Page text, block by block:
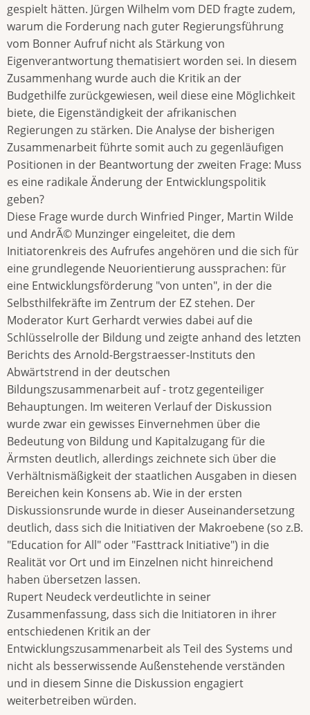
gespielt hätten. Jürgen Wilhelm vom DED fragte zudem,
warum die Forderung nach guter Regierungsführung
vom Bonner Aufruf nicht als Stärkung von
Eigenverantwortung thematisiert worden sei. In diesem
Zusammenhang wurde auch die Kritik an der
Budgethilfe zurückgewiesen, weil diese eine Möglichkeit
biete, die Eigenständigkeit der afrikanischen
Regierungen zu stärken. Die Analyse der bisherigen
Zusammenarbeit führte somit auch zu gegenläufigen
Positionen in der Beantwortung der zweiten Frage: Muss
es eine radikale Änderung der Entwicklungspolitik
geben?
Diese Frage wurde durch Winfried Pinger, Martin Wilde
und AndrÃ© Munzinger eingeleitet, die dem
Initiatorenkreis des Aufrufes angehören und die sich für
eine grundlegende Neuorientierung aussprachen: für
eine Entwicklungsförderung "von unten", in der die
Selbsthilfekräfte im Zentrum der EZ stehen. Der
Moderator Kurt Gerhardt verwies dabei auf die
Schlüsselrolle der Bildung und zeigte anhand des letzten
Berichts des Arnold-Bergstraesser-Instituts den
Abwärtstrend in der deutschen
Bildungszusammenarbeit auf - trotz gegenteiliger
Behauptungen. Im weiteren Verlauf der Diskussion
wurde zwar ein gewisses Einvernehmen über die
Bedeutung von Bildung und Kapitalzugang für die
Ärmsten deutlich, allerdings zeichnete sich über die
Verhältnismäßigkeit der staatlichen Ausgaben in diesen
Bereichen kein Konsens ab. Wie in der ersten
Diskussionsrunde wurde in dieser Auseinandersetzung
deutlich, dass sich die Initiativen der Makroebene (so z.B.
"Education for All" oder "Fasttrack Initiative") in die
Realität vor Ort und im Einzelnen nicht hinreichend
haben übersetzen lassen.
Rupert Neudeck verdeutlichte in seiner
Zusammenfassung, dass sich die Initiatoren in ihrer
entschiedenen Kritik an der
Entwicklungszusammenarbeit als Teil des Systems und
nicht als besserwissende Außenstehende verständen
und in diesem Sinne die Diskussion engagiert
weiterbetreiben würden.